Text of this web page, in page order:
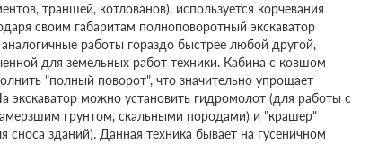
траншей, котлованов), используется корчевания
своим габаритам полноповоротный экскаватор
работы гораздо быстрее любой другой,
для земельных работ техники. Кабина с ковшом
"полный поворот", что значительно упрощает
экскаватор можно установить гидромолот (для работы с
грунтом, скальными породами) и "крашер"
сноса зданий). Данная техника бывает на гусеничном